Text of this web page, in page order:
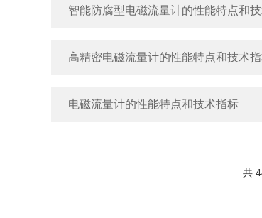
智能防腐型电磁流量计的性能特点和
高精密电磁流量计的性能特点和技术
电磁流量计的性能特点和技术指标
共